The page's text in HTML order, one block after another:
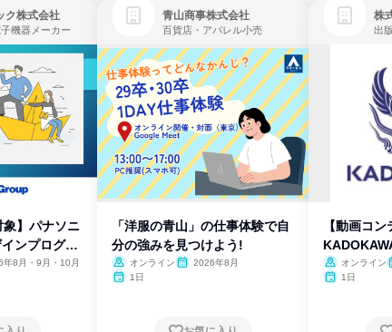
ク株式会社
機器メーカー
象】パナソニ
ンプログラ
年8月・9月・10月
青山商事株式会社
百貨店・アパレル小売
「洋服の青山」の仕事体験で自
分の強みを見つけよう!
オンライン
2026年8月
1日
株
出
【動画コン
オンライン
1日